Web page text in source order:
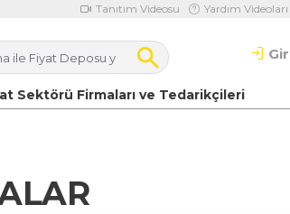
Tanıtım Videosu Yardım Videoları
Sektörü Firmaları ve Tedarikçileri